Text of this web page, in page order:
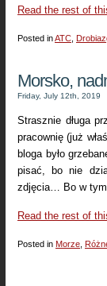
Read the rest of
Posted inATC
Morsko,
Friday, July 12th, 2019
Strasznie długa
pracownię (już
bloga było
pisać, bo nie
zdjęcia… Bo w
Read the rest of
Posted in Morze